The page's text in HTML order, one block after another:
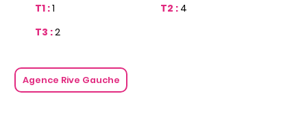
T1 :1 T2 : 4
T3 :2
Agence Rive Gauche